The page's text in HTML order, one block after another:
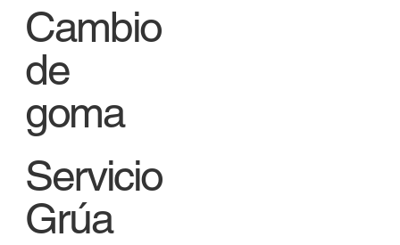
Cambio
de
goma
Servicio
Grúa